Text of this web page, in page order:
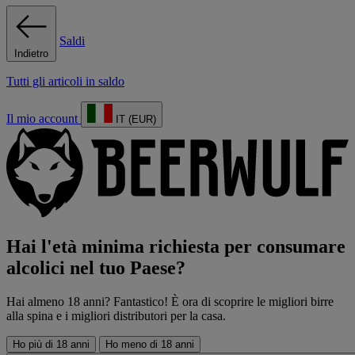
Indietro
Saldi
Tutti gli articoli in saldo
Il mio account IT (EUR)
Hai l'età minima richiesta per consumare
alcolici nel tuo Paese?
Hai almeno 18 anni? Fantastico! È ora di scoprire le migliori birre
alla spina e i migliori distributori per la casa.
Ho più di 18 anni Ho meno di 18 anni